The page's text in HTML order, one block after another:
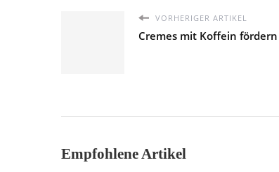
VORHERIGER ARTIKEL
Cremes mit Koffein
Empfohlene Artikel